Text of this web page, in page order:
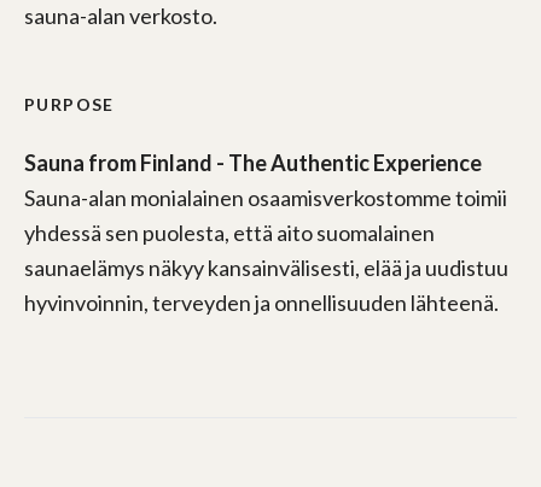
sauna-alan verkosto.
PURPOSE
Sauna from Finland - The Authentic Experience
Sauna-alan monialainen osaamisverkostomme toimii
yhdessä sen puolesta, että aito suomalainen
saunaelämys näkyy kansainvälisesti, elää ja uudistuu
hyvinvoinnin, terveyden ja onnellisuuden lähteenä.